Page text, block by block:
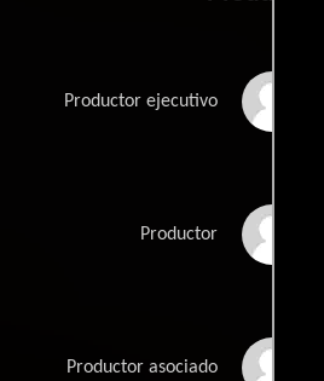
Productor ejecutivo
Productor
Productor asociado